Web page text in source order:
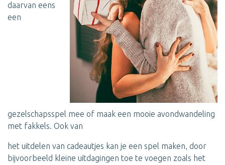
daarvan eens
een
gezelschapsspel mee of maak een mooie avondwandeling
met fakkels. Ook van
het uitdelen van cadeautjes kan je een spel maken, door
bijvoorbeeld kleine uitdagingen toe te voegen zoals het